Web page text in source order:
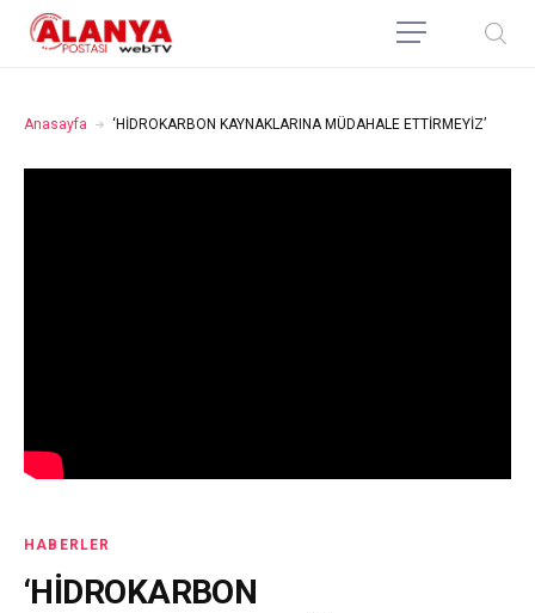
Anasayfa ‘HİDROKARBON KAYNAKLARINA MÜDAHALE ETTİRMEYİZ’
HABERLER
‘HİDROKARBON